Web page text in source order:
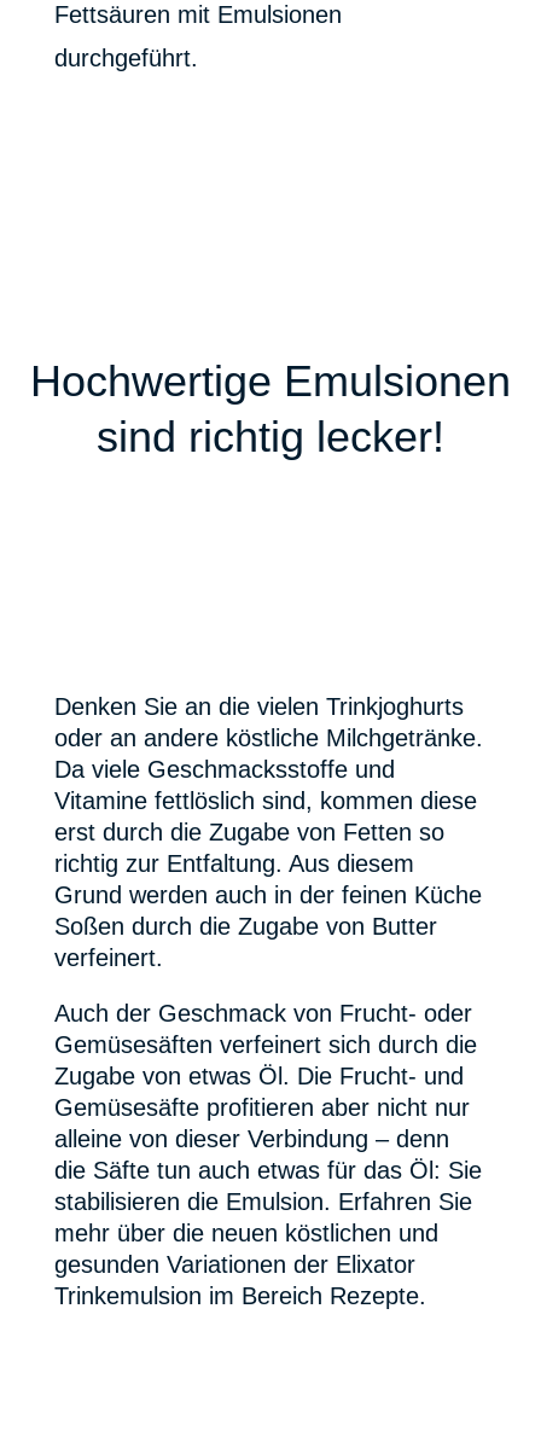
Fettsäuren mit Emulsionen
durchgeführt.
Hochwertige Emulsionen
sind richtig lecker!
Denken Sie an die vielen Trinkjoghurts
oder an andere köstliche Milchgetränke.
Da viele Geschmacksstoffe und
Vitamine fettlöslich sind, kommen diese
erst durch die Zugabe von Fetten so
richtig zur Entfaltung. Aus diesem
Grund werden auch in der feinen Küche
Soßen durch die Zugabe von Butter
verfeinert.
Auch der Geschmack von Frucht- oder
Gemüsesäften verfeinert sich durch die
Zugabe von etwas Öl. Die Frucht- und
Gemüsesäfte profitieren aber nicht nur
alleine von dieser Verbindung – denn
die Säfte tun auch etwas für das Öl: Sie
stabilisieren die Emulsion. Erfahren Sie
mehr über die neuen köstlichen und
gesunden Variationen der Elixator
Trinkemulsion im Bereich Rezepte.